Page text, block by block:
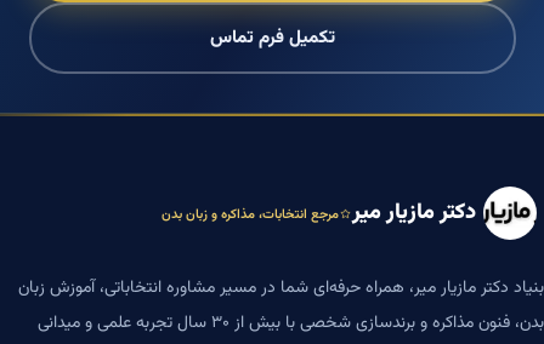
تکمیل فرم تماس
دکتر مازیار میر مرجع انتخابات، مذاکره و زبان بدن
بنیاد دکتر مازیار میر، همراه حرفه‌ای شما در مسیر مشاوره انتخاباتی، آموزش زبان
بدن، فنون مذاکره و برندسازی شخصی با بیش از ۳۰ سال تجربه علمی و میدانی